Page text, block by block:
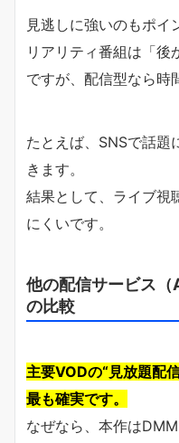
見逃しに強いのもポイ
リアリティ番組は「後
ですが、配信型なら時
たとえば、SNSで話題
きます。
結果として、ライブ視
にくいです。
他の配信サービス
の比較
主要VODの“見放題配
最も確実です。
なぜなら、本作は